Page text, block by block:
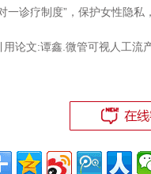
一诊疗制度”，保护女性隐私
文:谭鑫.微管可视人工流产